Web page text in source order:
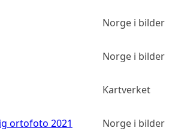
Norge i bilder
Norge i bilder
Kartverket
ortofoto 2021 Norge i bilder